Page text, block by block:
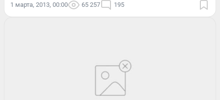
1 марта, 2013, 00:00 65 257 195